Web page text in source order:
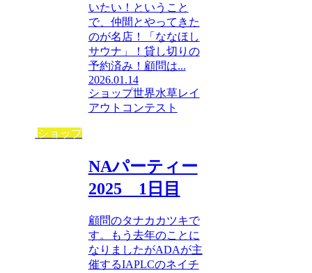
いたい！ということ
で、仲間とやってきた
のが名店！「ななほし
サウナ」！貸し切りの
予約済み！顧問は...
2026.01.14
ショップ世界水草レイ
アウトコンテスト
ショップ
NAパーティー
2025 1日目
顧問のタナカカツキで
す。もう去年のことに
なりましたがADAが主
催するIAPLCのネイチ